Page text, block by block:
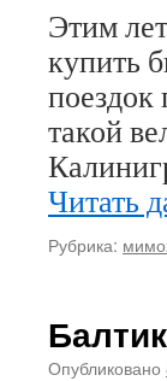
Этим
купить
поездок
такой
Читать
Рубрика:
Опубликовано